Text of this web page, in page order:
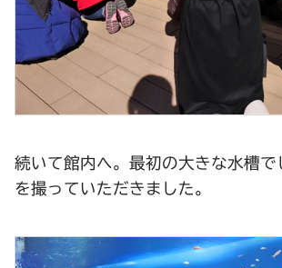
続いて館内へ。最初の大きな水槽で
を撮っていただきました。